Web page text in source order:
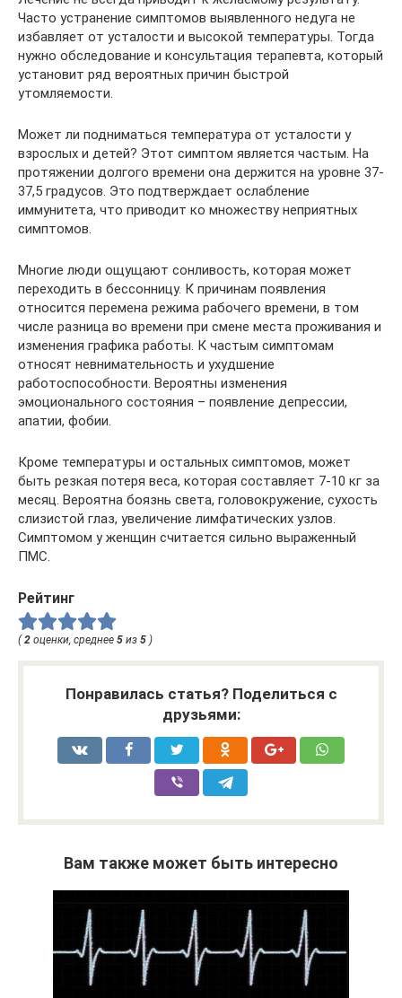
Часто устранение симптомов выявленного недуга не
избавляет от усталости и высокой температуры. Тогда
нужно обследование и консультация терапевта, который
установит ряд вероятных причин быстрой
утомляемости.
Может ли подниматься температура от усталости у
взрослых и детей? Этот симптом является частым. На
протяжении долгого времени она держится на уровне 37-
37,5 градусов. Это подтверждает ослабление
иммунитета, что приводит ко множеству неприятных
симптомов.
Многие люди ощущают сонливость, которая может
переходить в бессонницу. К причинам появления
относится перемена режима рабочего времени, в том
числе разница во времени при смене места проживания и
изменения графика работы. К частым симптомам
относят невнимательность и ухудшение
работоспособности. Вероятны изменения
эмоционального состояния – появление депрессии,
апатии, фобии.
Кроме температуры и остальных симптомов, может
быть резкая потеря веса, которая составляет 7-10 кг за
месяц. Вероятна боязнь света, головокружение, сухость
слизистой глаз, увеличение лимфатических узлов.
Симптомом у женщин считается сильно выраженный
ПМС.
Рейтинг
( 2 оценки, среднее 5 из 5 )
Понравилась статья? Поделиться с
друзьями:
Вам также может быть интересно